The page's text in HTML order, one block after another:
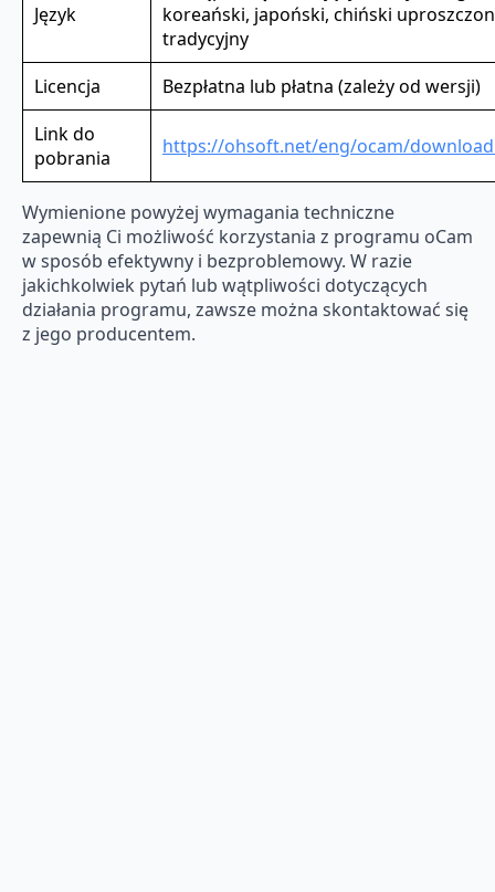
Język
koreański, japoński, chiński
tradycyjny
Licencja
Bezpłatna lub płatna (zależy od wersji)
Link do
pobrania
https://ohsoft.net/eng/ocam/
Wymienione powyżej wymagania techniczne
zapewnią Ci możliwość korzystania z programu oCam
w sposób efektywny i bezproblemowy. W razie
jakichkolwiek pytań lub wątpliwości dotyczących
działania programu, zawsze można skontaktować się
z jego producentem.